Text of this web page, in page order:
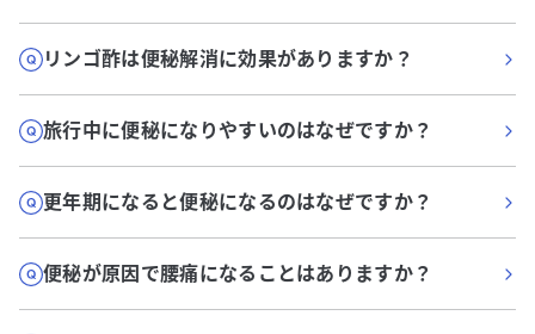
リンゴ酢は便秘解消に効果がありますか？
旅行中に便秘になりやすいのはなぜですか？
更年期になると便秘になるのはなぜですか？
便秘が原因で腰痛になることはありますか？